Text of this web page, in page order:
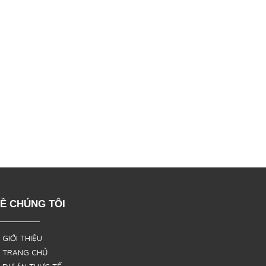
CHÚNG TÔI
THIỆU
CHỦ